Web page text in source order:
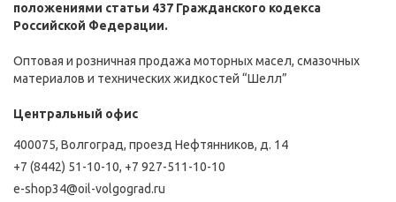
положениями статьи 437 Гражданского кодекса
Российской Федерации.
Оптовая и розничная продажа моторных масел, смазочных
материалов и технических жидкостей “Шелл”
Центральный офис
400075, Волгоград, проезд Нефтянников, д. 14
+7 (8442) 51-10-10, +7 927-511-10-10
e-shop34@oil-volgograd.ru